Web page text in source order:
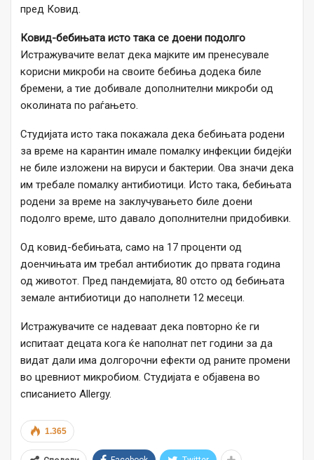
пред Ковид.
Ковид-бебињата исто така се доени подолго
Истражувачите велат дека мајките им пренесувале
корисни микроби на своите бебиња додека биле
бремени, а тие добивале дополнителни микроби од
околината по раѓањето.
Студијата исто така покажала дека бебињата родени
за време на карантин имале помалку инфекции бидејќи
не биле изложени на вируси и бактерии. Ова значи дека
им требале помалку антибиотици. Исто така, бебињата
родени за време на заклучувањето биле доени
подолго време, што давало дополнителни придобивки.
Од ковид-бебињата, само на 17 проценти од
доенчињата им требал антибиотик до првата година
од животот. Пред пандемијата, 80 отсто од бебињата
земале антибиотици до наполнети 12 месеци.
Истражувачите се надеваат дека повторно ќе ги
испитаат децата кога ќе наполнат пет години за да
видат дали има долгорочни ефекти од раните промени
во цревниот микробиом. Студијата е објавена во
списанието Allergy.
1.365